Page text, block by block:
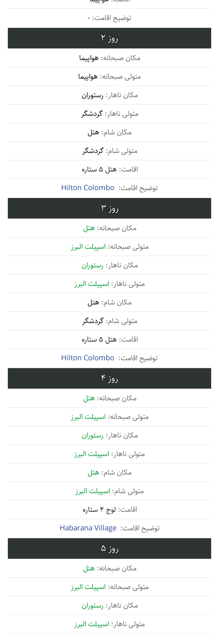
-
2
هواپیما
هواپیما
رستوران
گردشگر
هتل
گردشگر
هتل 5 ستاره
Hilton Colombo
3
هتل
اسپیلت البرز
رستوران
اسپیلت البرز
هتل
گردشگر
هتل 5 ستاره
Hilton Colombo
4
هتل
اسپیلت البرز
رستوران
اسپیلت البرز
هتل
اسپیلت البرز
لوج 4 ستاره
Habarana Village
5
هتل
اسپیلت البرز
رستوران
اسپیلت البرز